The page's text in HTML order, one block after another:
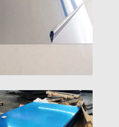
automotivo, e uso
Folha De
Espelho H24